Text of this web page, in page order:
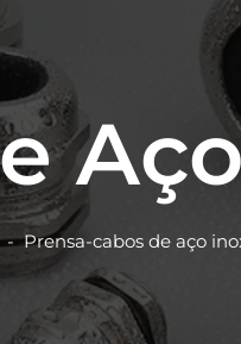
- Prensa-cabos de aço